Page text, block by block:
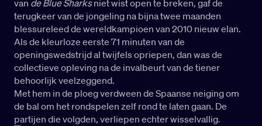
van de Blue Sharksniet wist open te breken, gaf de
terugkeer van de jongeling na bijna twee maanden
blessureleed de wereldkampioen van 2010 nieuw elan.
Als de kleurloze eerste 71 minuten van de
openingswedstrijd al twijfels opriepen, dan was de
collectieve opleving na de invalbeurt van de tiener
behoorlijk veelzeggend.
Met hem in de ploeg verdween de Spaanse neiging om
de bal om het rondspelen zelf rond te laten gaan. De
partijen die volgden, verliepen echter wisselvallig.